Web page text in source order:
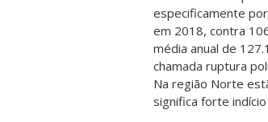
especificamente
em 2018, contra
média anual de
chamada ruptura
Na região Norte
significa forte